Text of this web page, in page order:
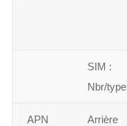
SIM :
Nbr/type
APN Arrière